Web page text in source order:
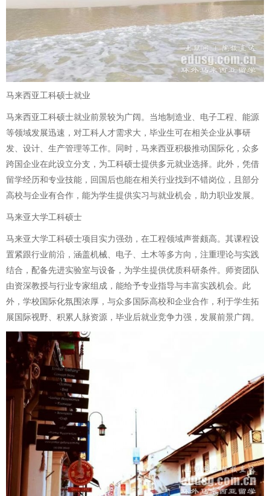
马来西亚工科硕士就业
马来西亚工科硕士就业前景较为广阔。当地制造业、电子工程、能源
等领域发展迅速，对工科人才需求大，毕业生可在相关企业从事研
发、设计、生产管理等工作。同时，马来西亚积极推动国际化，众多
跨国企业在此设立分支，为工科硕士提供多元就业选择。此外，凭借
留学经历和专业技能，回国后也能在相关行业找到不错岗位，且部分
高校与企业有合作，能为学生提供实习与就业机会，助力职业发展。
马来亚大学工科硕士
马来亚大学工科硕士项目实力强劲，在工程领域声誉颇高。其课程设
置紧跟行业前沿，涵盖机械、电子、土木等多方向，注重理论与实践
结合，配备先进实验室与设备，为学生提供优质科研条件。师资团队
由资深教授与行业专家组成，能给予专业指导与丰富实践机会。此
外，学校国际化氛围浓厚，与众多国际高校和企业合作，利于学生拓
展国际视野、积累人脉资源，毕业后就业竞争力强，发展前景广阔。